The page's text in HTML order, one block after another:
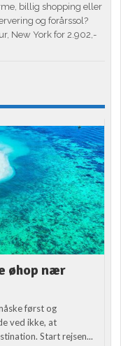
billig shopping eller
og forårssol?
New York for 2.902,-
øhop nær
først og
ved ikke, at
Start rejsen...